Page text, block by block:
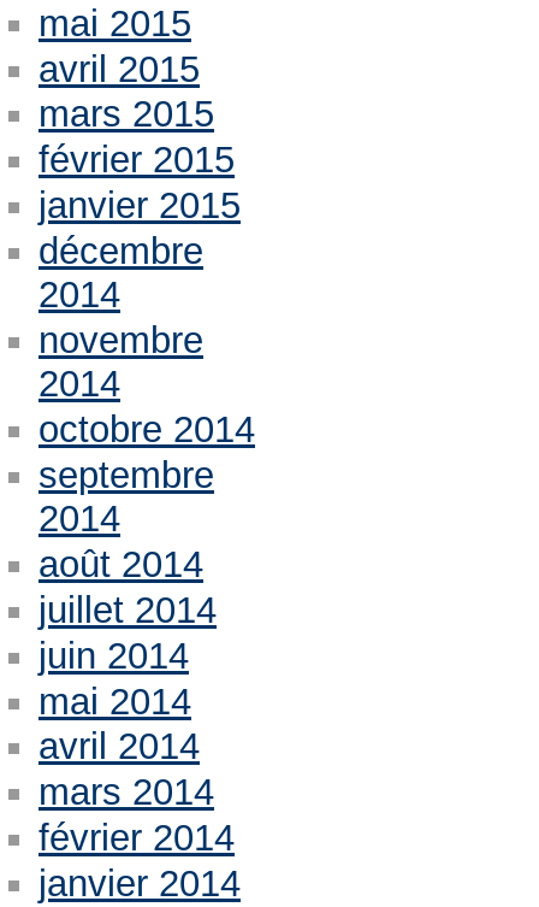
mai 2015
avril 2015
mars 2015
février 2015
janvier 2015
décembre
2014
novembre
2014
octobre 2014
septembre
2014
août 2014
juillet 2014
juin 2014
mai 2014
avril 2014
mars 2014
février 2014
janvier 2014